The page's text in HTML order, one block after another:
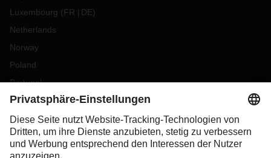
Luxembourg (FR DE)
Netherlands
Norway
Poland
Portugal
Romania
Slovakia
Spain
Sweden